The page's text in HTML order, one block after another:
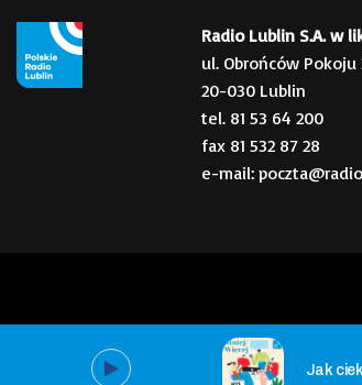
Radio Lublin S.A. w
ul. Obrońców Pokoju
20-030 Lublin
tel. 81 53 64 200
fax 81 532 87 28
e-mail:
Jak